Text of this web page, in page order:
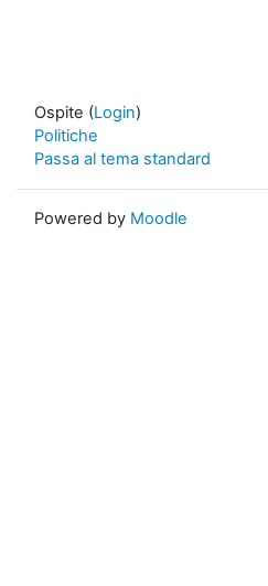
Ospite (Login)
Politiche
Passa al tema standard
Powered by Moodle